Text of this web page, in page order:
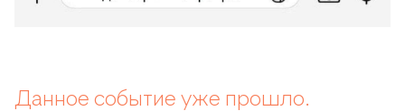
Данное событие уже прошло.